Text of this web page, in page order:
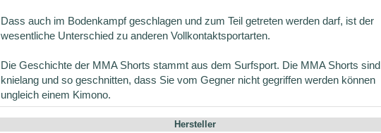
Dass auch im Bodenkampf geschlagen und zum Teil getreten werden darf, ist der
wesentliche Unterschied zu anderen Vollkontaktsportarten.
Die Geschichte der MMA Shorts stammt aus dem Surfsport. Die MMA Shorts sind
knielang und so geschnitten, dass Sie vom Gegner nicht gegriffen werden können
ungleich einem Kimono.
Hersteller